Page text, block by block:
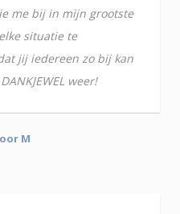
me bij in mijn grootste
situatie te
jij iedereen zo bij kan
weer!
M